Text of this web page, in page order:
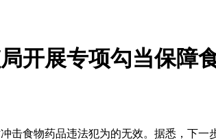
开展专项勾当保障
食物药品违法犯为的无效。据悉，下一